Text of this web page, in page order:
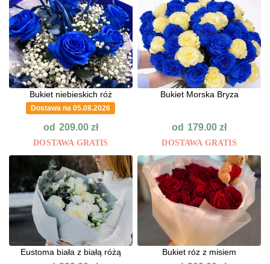
Bukiet niebieskich róż
Dostawa na 05.08.2026
od 209.00 zł
DOSTAWA GRATIS
Bukiet Morska Bryza
od 179.00zł
DOSTAWA GRATIS
Eustoma biała z białą różą Bukiet róz z misiem